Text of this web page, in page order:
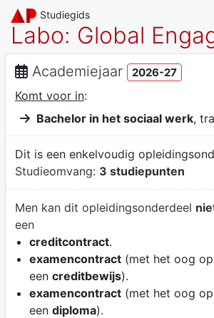
Studiegids
Labo: Global
Academiejaar 2026-27
Komt voor in:
Bachelor in het sociaal werk,
Dit is een enkelvoudig
Studieomvang: 3 studiepunten
Men kan dit opleidingsonderdeel
een
creditcontract.
examencontract(met het oog op
een creditbewijs).
examencontract(met het oog op
een diploma).